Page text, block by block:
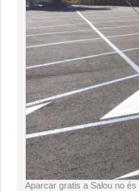
Aparcar gratis a Salou no és